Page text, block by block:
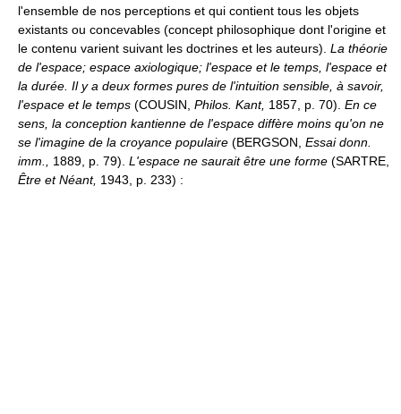
l'ensemble de nos perceptions et qui contient tous les objets
existants ou concevables (concept philosophique dont l'origine et
le contenu varient suivant les doctrines et les auteurs). La théorie
de l'espace; espace axiologique; l'espace et le temps, l'espace et
la durée. Il y a deux formes pures de l'intuition sensible, à savoir,
l'espace et le temps (COUSIN, Philos. Kant, 1857, p. 70). En ce
sens, la conception kantienne de l'espace diffère moins qu'on ne
se l'imagine de la croyance populaire (BERGSON, Essai donn.
imm., 1889, p. 79). L'espace ne saurait être une forme (SARTRE,
Être et Néant, 1943, p. 233) :